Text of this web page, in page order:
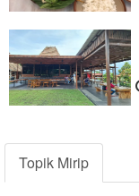
Topik Mirip